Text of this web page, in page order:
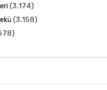
(3.174)
(3.158)
)